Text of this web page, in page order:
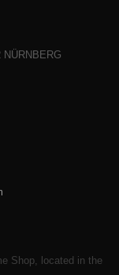
Shop, located in the